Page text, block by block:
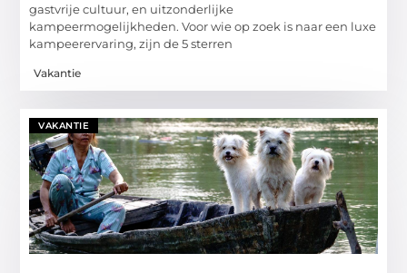
gastvrije cultuur, en uitzonderlijke
kampeermogelijkheden. Voor wie op zoek is naar een luxe
kampeerervaring, zijn de 5 sterren
Vakantie
VAKANTIE